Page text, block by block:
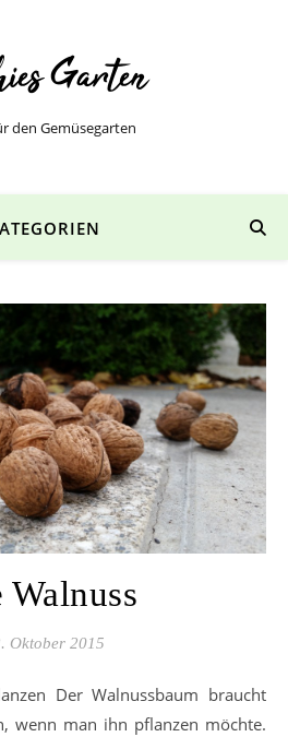
den Gemüsegarten
Walnuss
Oktober 2015
wenn man ihn pflanzen möchte.